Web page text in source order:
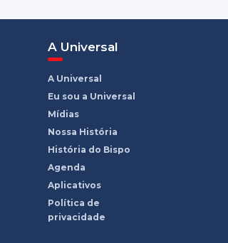
A Universal
A Universal
Eu sou a Universal
Mídias
Nossa História
História do Bispo
Agenda
Aplicativos
Política de
privacidade